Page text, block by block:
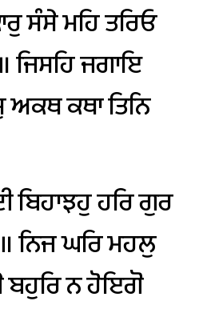
ਸੰਸੇਮਹਿਤਰਿਓ
ਜਿਸਹਿਜਗਾਇ
ਅਕਥਕਥਾਤਿਨਿ
ਬਿਹਾਝਹੁਹਰਿਗੁਰ
ਨਿਜਘਰਿਮਹਲੁ
ਬਹੁਰਿਨਹੋਇਗੋ